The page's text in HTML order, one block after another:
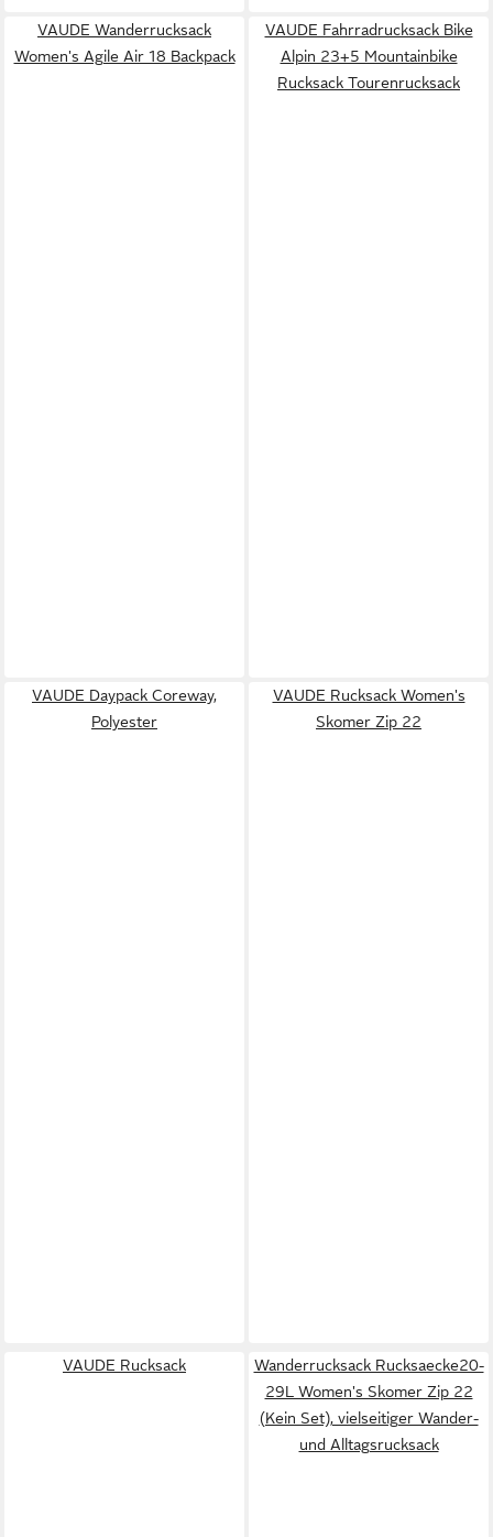
VAUDE Wanderrucksack
Women's Agile Air 18 Backpack
VAUDE Fahrradrucksack Bike
Alpin 23+5 Mountainbike
Rucksack Tourenrucksack
VAUDE Daypack Coreway,
Polyester
VAUDE Rucksack Women's
Skomer Zip 22
VAUDE Rucksack
Wanderrucksack Rucksaecke20-
29L Women's Skomer Zip 22
(Kein Set), vielseitiger Wander-
und Alltagsrucksack